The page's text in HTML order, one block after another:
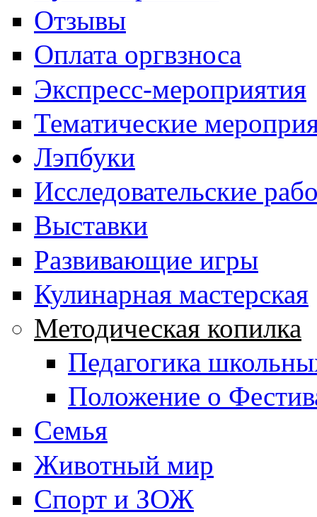
Отзывы
Оплата оргвзноса
Экспресс-мероприятия
Тематические
Лэпбуки
Исследовательские
Выставки
Развивающие игры
Кулинарная мастерская
Методическая копилка
Педагогика
Положение о
Семья
Животный мир
Спорт и ЗОЖ